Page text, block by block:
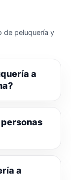
de peluquería y
a
a